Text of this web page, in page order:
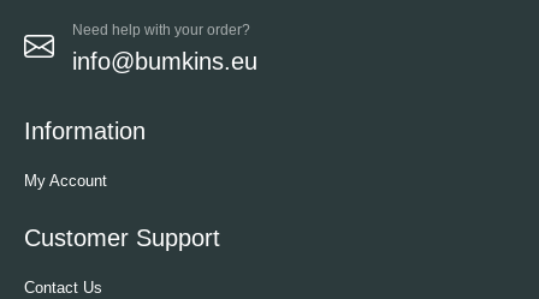
Need help with your order?
info@bumkins.eu
Information
My Account
Customer Support
Contact Us